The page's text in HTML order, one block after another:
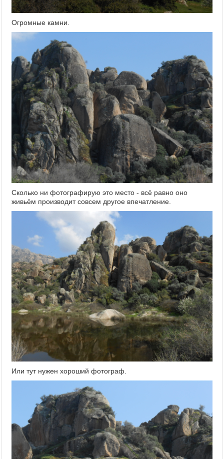
Огромные камни.
Сколько ни фотографирую это место - всё равно оно
живьём производит совсем другое впечатление.
Или тут нужен хороший фотограф.